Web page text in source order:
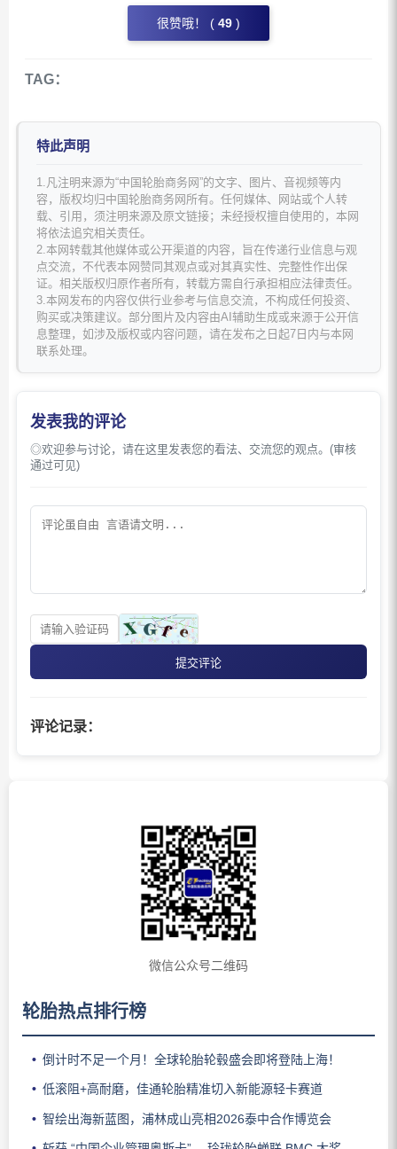
很赞哦！ ( 49 )
TAG：
特此声明
1.凡注明来源为“中国轮胎商务网”的文字、图片、音视频等内
容，版权均归中国轮胎商务网所有。任何媒体、网站或个人转
载、引用，须注明来源及原文链接；未经授权擅自使用的，本网
将依法追究相关责任。
2.本网转载其他媒体或公开渠道的内容，旨在传递行业信息与观
点交流，不代表本网赞同其观点或对其真实性、完整性作出保
证。相关版权归原作者所有，转载方需自行承担相应法律责任。
3.本网发布的内容仅供行业参考与信息交流，不构成任何投资、
购买或决策建议。部分图片及内容由AI辅助生成或来源于公开信
息整理，如涉及版权或内容问题，请在发布之日起7日内与本网
联系处理。
发表我的评论
◎欢迎参与讨论，请在这里发表您的看法、交流您的观点。(审核
通过可见)
提交评论
评论记录：
微信公众号二维码
轮胎热点排行榜
倒计时不足一个月！全球轮胎轮毂盛会即将登陆上海！
低滚阻+高耐磨，佳通轮胎精准切入新能源轻卡赛道
智绘出海新蓝图，浦林成山亮相2026泰中合作博览会